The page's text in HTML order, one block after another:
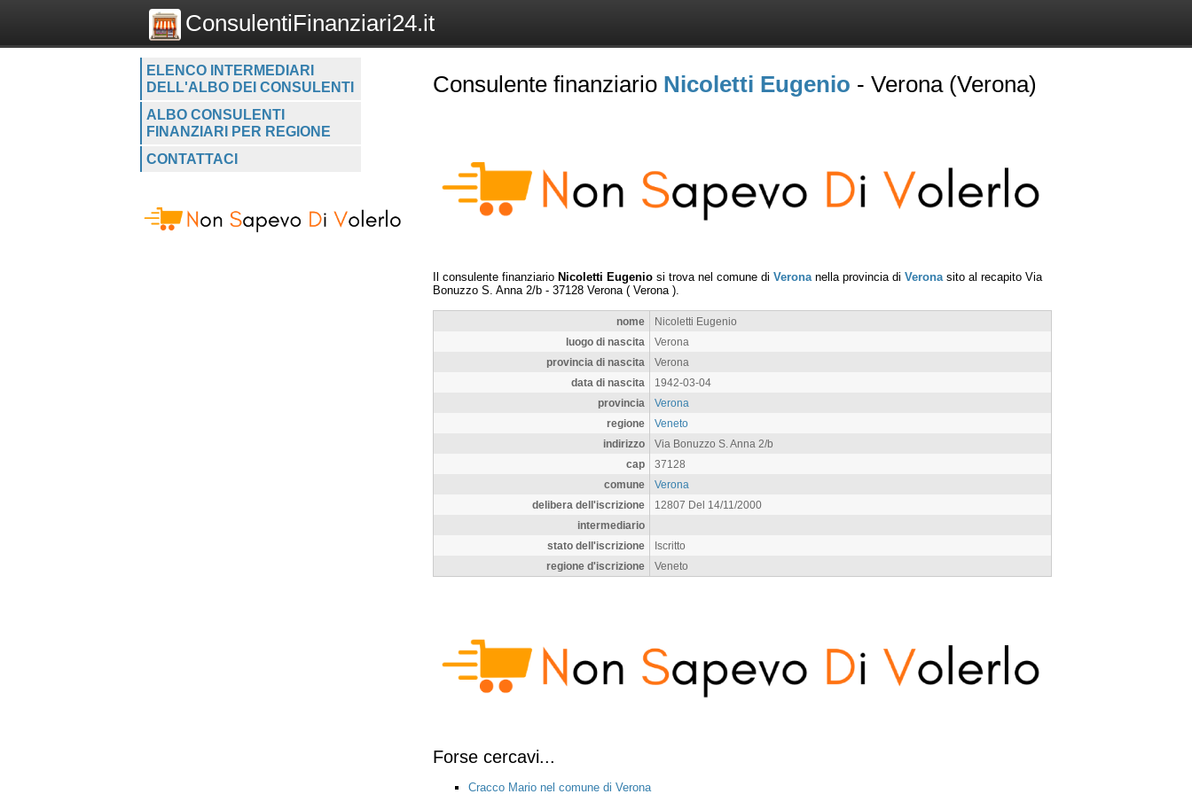
ConsulentiFinanziari24.it
ELENCO INTERMEDIARI
DELL'ALBO DEI CONSULENTI
ALBO CONSULENTI
FINANZIARI PER REGIONE
CONTATTACI
Consulente finanziario Nicoletti Eugenio - Verona (Verona)
Il consulente finanziario Nicoletti Eugenio si trova nel comune di Verona nella provincia di Verona sito al recapito Via
Bonuzzo S. Anna 2/b - 37128 Verona ( Verona ).
nome
Nicoletti Eugenio
luogo di nascita
Verona
provincia di nascita
Verona
data di nascita
1942-03-04
provincia
Verona
regione
Veneto
indirizzo
Via Bonuzzo S. Anna 2/b
cap
37128
comune
Verona
delibera dell'iscrizione
12807 Del 14/11/2000
intermediario
stato dell'iscrizione
Iscritto
regione d'iscrizione
Veneto
Forse cercavi...
Cracco Mario nel comune di Verona